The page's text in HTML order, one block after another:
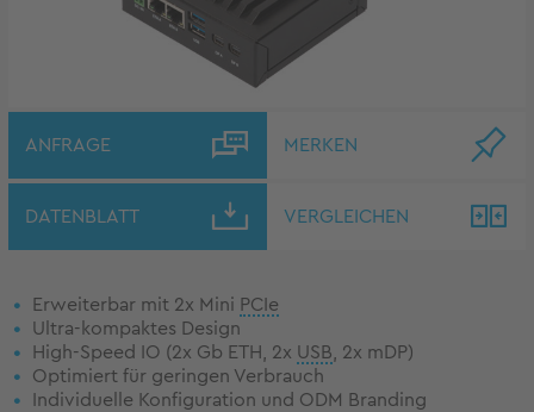
ANFRAGE MERKEN
DATENBLATT VERGLEICHEN
Erweiterbar mit 2x Mini PCIe
Ultra-kompaktes Design
High-Speed IO (2x Gb ETH, 2x USB , 2x mDP)
Optimiert für geringen Verbrauch
Individuelle Konfiguration und ODM Branding